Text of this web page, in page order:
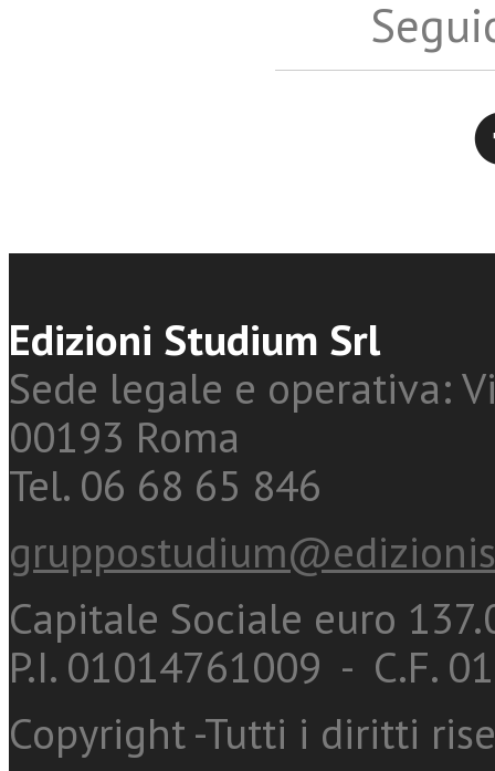
Edizioni Studium Srl
Sede legale e operativa:
00193 Roma
Tel. 06 68 65 846
Capitale Sociale euro
P.I. 01014761009 - C.F.
Copyright -Tutti i diritti